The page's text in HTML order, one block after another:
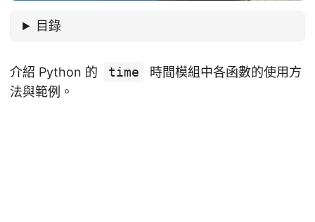
目錄
介紹 Python 的 time
時間模組中各函數的使用方
法與範例。